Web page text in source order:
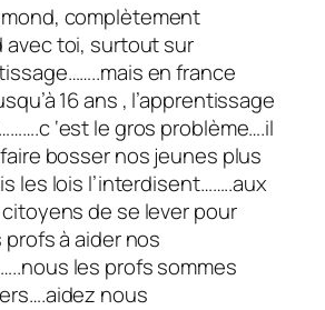
complètement
avec toi, surtout sur
en france
16 ans , l’apprentissage
‘est le gros problème….il
bosser nos jeunes plus
les lois l’interdisent……..aux
de se lever pour
profs à aider nos
les profs sommes
nous